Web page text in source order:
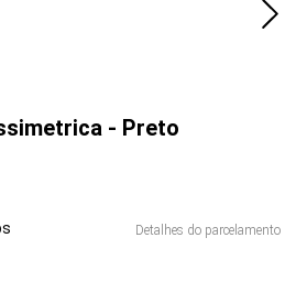
- Preto
Detalhes do parcelamento